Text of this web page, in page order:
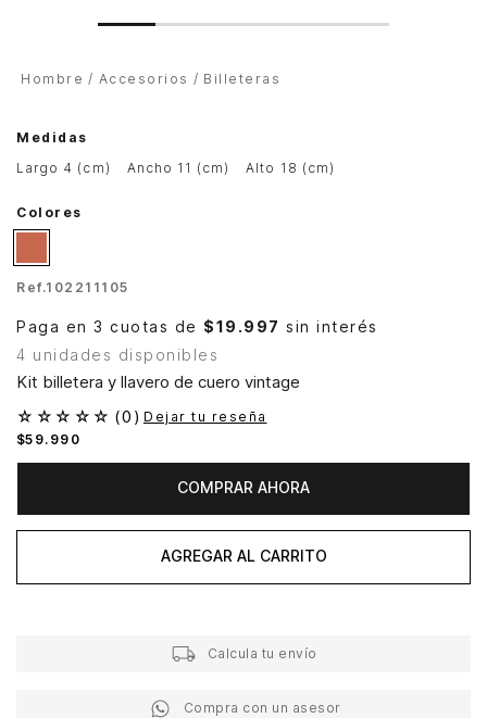
Hombre Accesorios Billeteras
Medidas
largo 4 (cm)
ancho 11 (cm) alto 18 (cm)
Colores
Ref.102211105
Paga en 3 cuotas de $19.997 sin interés
4 unidades disponibles
Kit billetera y llavero de cuero vintage
☆ ☆ ☆ ☆ ☆ (0 ) Dejar tu reseña
$59. 990
COMPRAR AHORA
AGREGAR AL CARRITO
Calcula tu envío
Compra con un asesor